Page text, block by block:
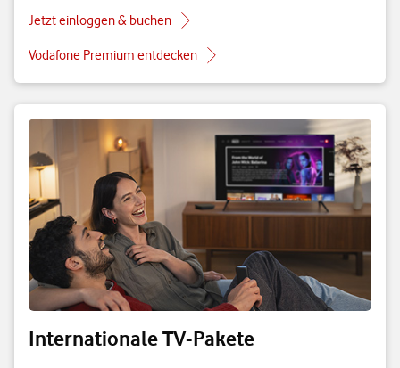
Jetzt einloggen & buchen
Vodafone Premium entdecken
Internationale TV-Pakete